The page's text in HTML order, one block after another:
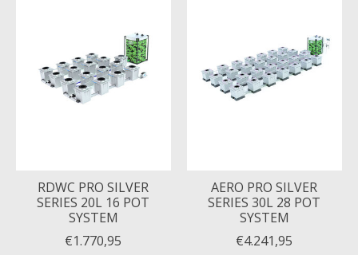
RDWC PRO SILVER
SERIES 20L 16 POT
SYSTEM
€1.770,95
AERO PRO SILVER
SERIES 30L 28 POT
SYSTEM
€4.241,95